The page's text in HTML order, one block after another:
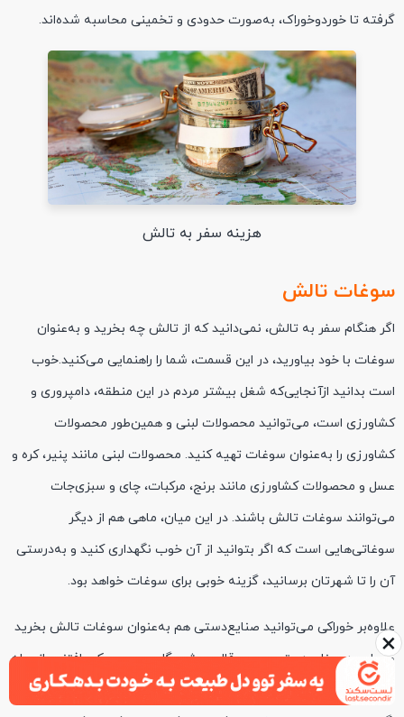
گرفته تا خوردوخوراک، به‌صورت حدودی و تخمینی محاسبه شده‌اند.
هزینه سفر به تالش
سوغات تالش
اگر هنگام سفر به تالش، نمی‌دانید که از تالش چه بخرید و به‌عنوان
سوغات با خود بیاورید، در این قسمت، شما را راهنمایی می‌کنید.خوب
است بدانید ازآنجایی‌که شغل بیشتر مردم در این منطقه، دامپروری و
کشاورزی است، می‌توانید محصولات لبنی و همین‌طور محصولات
کشاورزی را به‌عنوان سوغات تهیه کنید. محصولات لبنی مانند پنیر، کره و
عسل و محصولات کشاورزی مانند برنج، مرکبات، چای و سبزی‌جات
می‌توانند سوغات تالش باشند. در این میان، ماهی هم از دیگر
سوغاتی‌هایی است که اگر بتوانید از آن خوب نگهداری کنید و به‌درستی
آن را تا شهرتان برسانید، گزینه خوبی برای سوغات خواهد بود.
علاوه‌بر خوراکی می‌توانید صنایع‌دستی هم به‌عنوان سوغات تالش بخرید
و بیاورید. صنایع‌دستی چوبی، قالی، پشم، گلیم و عروسک بافتنی، ازجمله
نمونه‌هایی هستند که می‌توانید به‌عنوان سوغات تالش تهیه کنید. البته
×